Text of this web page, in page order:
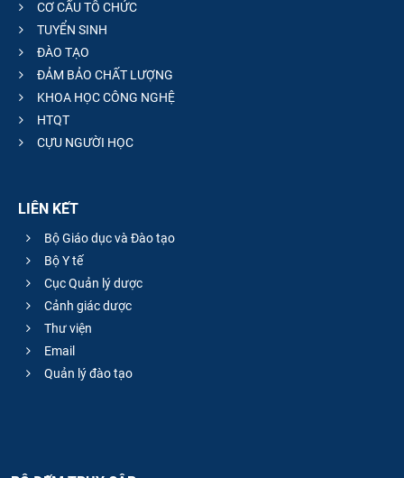
CƠ CẤU TỔ CHỨC
TUYỂN SINH
ĐÀO TẠO
ĐẢM BẢO CHẤT LƯỢNG
KHOA HỌC CÔNG NGHỆ
HTQT
CỰU NGƯỜI HỌC
LIÊN KẾT
Bộ Giáo dục và Đào tạo
Bộ Y tế
Cục Quản lý dược
Cảnh giác dược
Thư viện
Email
Quản lý đào tạo